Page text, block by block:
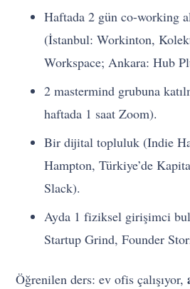
Haftada 2 gün co-working
(İstanbul: Workinton,
Workspace; Ankara: Hub
2 mastermind grubuna
haftada 1 saat Zoom).
Bir dijital topluluk (Indie
Hampton, Türkiye’de
Slack).
Ayda 1 fiziksel girişimci
Startup Grind, Founder
Öğrenilen ders: ev ofis çalışıyor,